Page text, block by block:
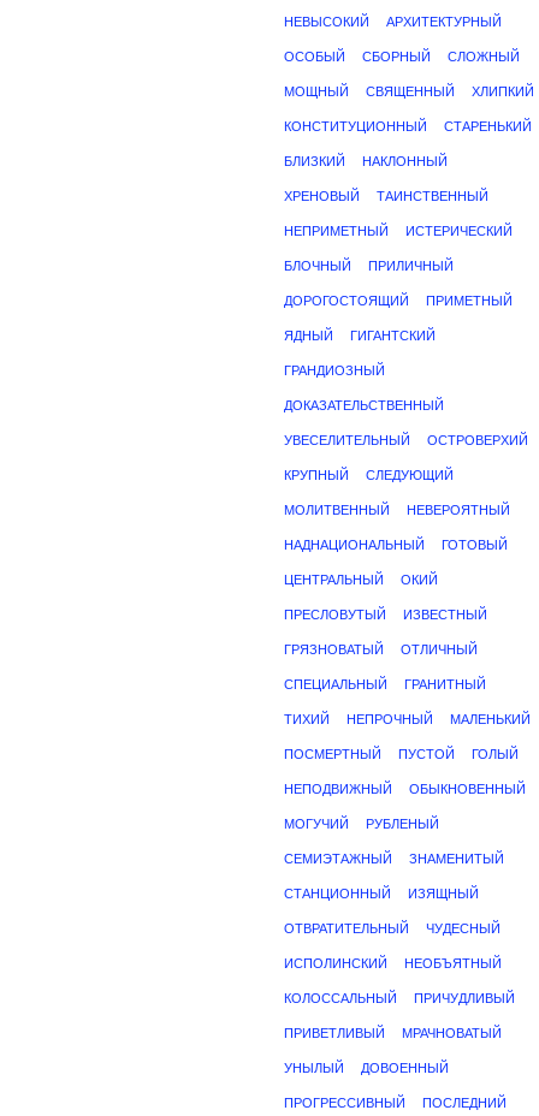
НЕВЫСОКИЙ АРХИТЕКТУРНЫЙ
ОСОБЫЙ СБОРНЫЙ СЛОЖНЫЙ
МОЩНЫЙ СВЯЩЕННЫЙ ХЛИПКИЙ
КОНСТИТУЦИОННЫЙ СТАРЕНЬКИЙ
БЛИЗКИЙ НАКЛОННЫЙ
ХРЕНОВЫЙ ТАИНСТВЕННЫЙ
НЕПРИМЕТНЫЙ ИСТЕРИЧЕСКИЙ
БЛОЧНЫЙ ПРИЛИЧНЫЙ
ДОРОГОСТОЯЩИЙ ПРИМЕТНЫЙ
ЯДНЫЙ ГИГАНТСКИЙ
ГРАНДИОЗНЫЙ
ДОКАЗАТЕЛЬСТВЕННЫЙ
УВЕСЕЛИТЕЛЬНЫЙ ОСТРОВЕРХИЙ
КРУПНЫЙ СЛЕДУЮЩИЙ
МОЛИТВЕННЫЙ НЕВЕРОЯТНЫЙ
НАДНАЦИОНАЛЬНЫЙ ГОТОВЫЙ
ЦЕНТРАЛЬНЫЙ ОКИЙ
ПРЕСЛОВУТЫЙ ИЗВЕСТНЫЙ
ГРЯЗНОВАТЫЙ ОТЛИЧНЫЙ
СПЕЦИАЛЬНЫЙ ГРАНИТНЫЙ
ТИХИЙ НЕПРОЧНЫЙ МАЛЕНЬКИЙ
ПОСМЕРТНЫЙ ПУСТОЙ ГОЛЫЙ
НЕПОДВИЖНЫЙ ОБЫКНОВЕННЫЙ
МОГУЧИЙ РУБЛЕНЫЙ
СЕМИЭТАЖНЫЙ ЗНАМЕНИТЫЙ
СТАНЦИОННЫЙ ИЗЯЩНЫЙ
ОТВРАТИТЕЛЬНЫЙ ЧУДЕСНЫЙ
ИСПОЛИНСКИЙ НЕОБЪЯТНЫЙ
КОЛОССАЛЬНЫЙ ПРИЧУДЛИВЫЙ
ПРИВЕТЛИВЫЙ МРАЧНОВАТЫЙ
УНЫЛЫЙ ДОВОЕННЫЙ
ПРОГРЕССИВНЫЙ ПОСЛЕДНИЙ